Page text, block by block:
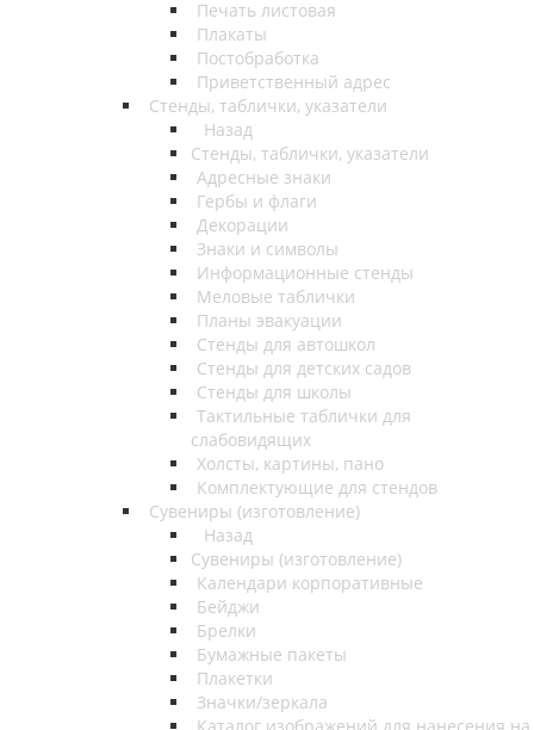
Печать листовая
Плакаты
Постобработка
Приветственный адрес
Стенды, таблички, указатели
Назад
Стенды, таблички, указатели
Адресные знаки
Гербы и флаги
Декорации
Знаки и символы
Информационные стенды
Меловые таблички
Планы эвакуации
Стенды для автошкол
Стенды для детских садов
Стенды для школы
Тактильные таблички для
слабовидящих
Холсты, картины, пано
Комплектующие для стендов
Сувениры (изготовление)
Назад
Сувениры (изготовление)
Календари корпоративные
Бейджи
Брелки
Бумажные пакеты
Плакетки
Значки/зеркала